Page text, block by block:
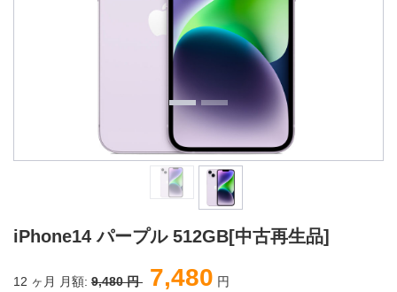
iPhone14 パープル 512GB[中古再生品]
12 ヶ月 月額: 9,480 円 7,480 円